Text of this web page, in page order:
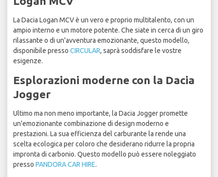
La Dacia Logan MCV è un vero e proprio multitalento, con un
ampio interno e un motore potente. Che siate in cerca di un giro
rilassante o di un'avventura emozionante, questo modello,
disponibile presso CIRCULAR, saprà soddisfare le vostre
esigenze.
Esplorazioni moderne con la Dacia
Jogger
Ultimo ma non meno importante, la Dacia Jogger promette
un'emozionante combinazione di design moderno e
prestazioni. La sua efficienza del carburante la rende una
scelta ecologica per coloro che desiderano ridurre la propria
impronta di carbonio. Questo modello può essere noleggiato
presso PANDORA CAR HIRE.